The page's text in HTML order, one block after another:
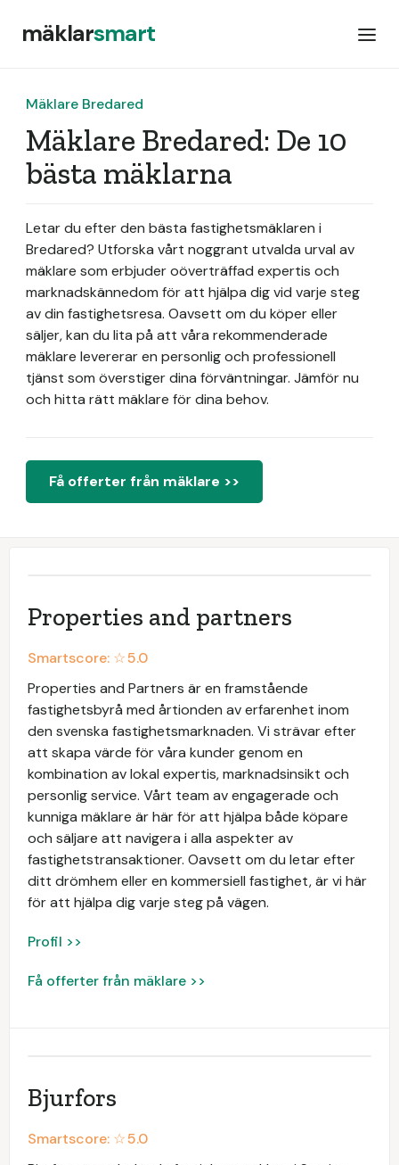
mäklarsmart
Mäklare Bredared
Mäklare Bredared: De 10
bästa mäklarna
Letar du efter den bästa fastighetsmäklaren i
Bredared? Utforska vårt noggrant utvalda urval av
mäklare som erbjuder oöverträffad expertis och
marknadskännedom för att hjälpa dig vid varje steg
av din fastighetsresa. Oavsett om du köper eller
säljer, kan du lita på att våra rekommenderade
mäklare levererar en personlig och professionell
tjänst som överstiger dina förväntningar. Jämför nu
och hitta rätt mäklare för dina behov.
Få offerter från mäklare >>
Properties and partners
Smartscore: ☆5.0
Properties and Partners är en framstående
fastighetsbyrå med årtionden av erfarenhet inom
den svenska fastighetsmarknaden. Vi strävar efter
att skapa värde för våra kunder genom en
kombination av lokal expertis, marknadsinsikt och
personlig service. Vårt team av engagerade och
kunniga mäklare är här för att hjälpa både köpare
och säljare att navigera i alla aspekter av
fastighetstransaktioner. Oavsett om du letar efter
ditt drömhem eller en kommersiell fastighet, är vi här
för att hjälpa dig varje steg på vägen.
Profil >>
Få offerter från mäklare >>
Bjurfors
Smartscore: ☆5.0